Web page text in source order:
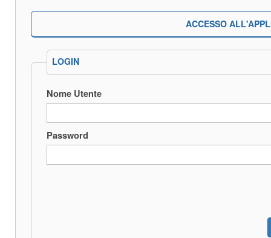
ACCESSO
LOGIN
Nome Utente
Password